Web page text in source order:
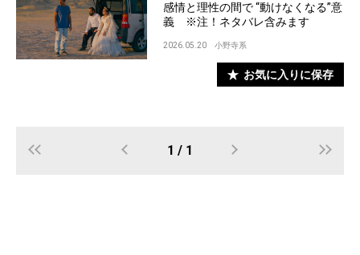
感情と理性の間で “動けなくなる”意
義 ※注！ネタバレ含みます
2026.05.20 小野寺系
お気に入りに保存
1 / 1